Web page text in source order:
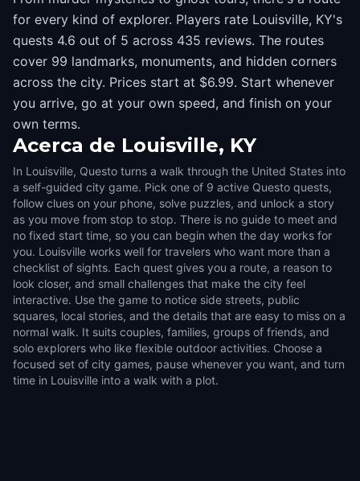
for every kind of explorer. Players rate Louisville, KY's
quests 4.6 out of 5 across 435 reviews. The routes
cover 99 landmarks, monuments, and hidden corners
across the city. Prices start at $6.99. Start whenever
you arrive, go at your own speed, and finish on your
own terms.
Acerca de Louisville, KY
In Louisville, Questo turns a walk through the United States into
a self-guided city game. Pick one of 9 active Questo quests,
follow clues on your phone, solve puzzles, and unlock a story
as you move from stop to stop. There is no guide to meet and
no fixed start time, so you can begin when the day works for
you. Louisville works well for travelers who want more than a
checklist of sights. Each quest gives you a route, a reason to
look closer, and small challenges that make the city feel
interactive. Use the game to notice side streets, public
squares, local stories, and the details that are easy to miss on a
normal walk. It suits couples, families, groups of friends, and
solo explorers who like flexible outdoor activities. Choose a
focused set of city games, pause whenever you want, and turn
time in Louisville into a walk with a plot.